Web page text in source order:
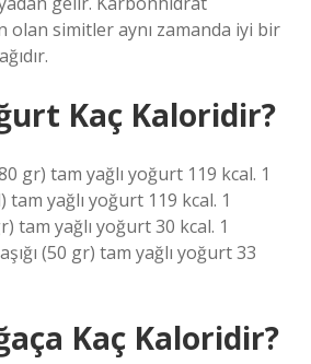
olan simitler aynı zamanda iyi bir
Kaç Kaloridir?
gr) tam yağlı yoğurt 119 kcal. 1
tam yağlı yoğurt 119 kcal. 1
tam yağlı yoğurt 30 kcal. 1
(50 gr) tam yağlı yoğurt 33
Kaç Kaloridir?